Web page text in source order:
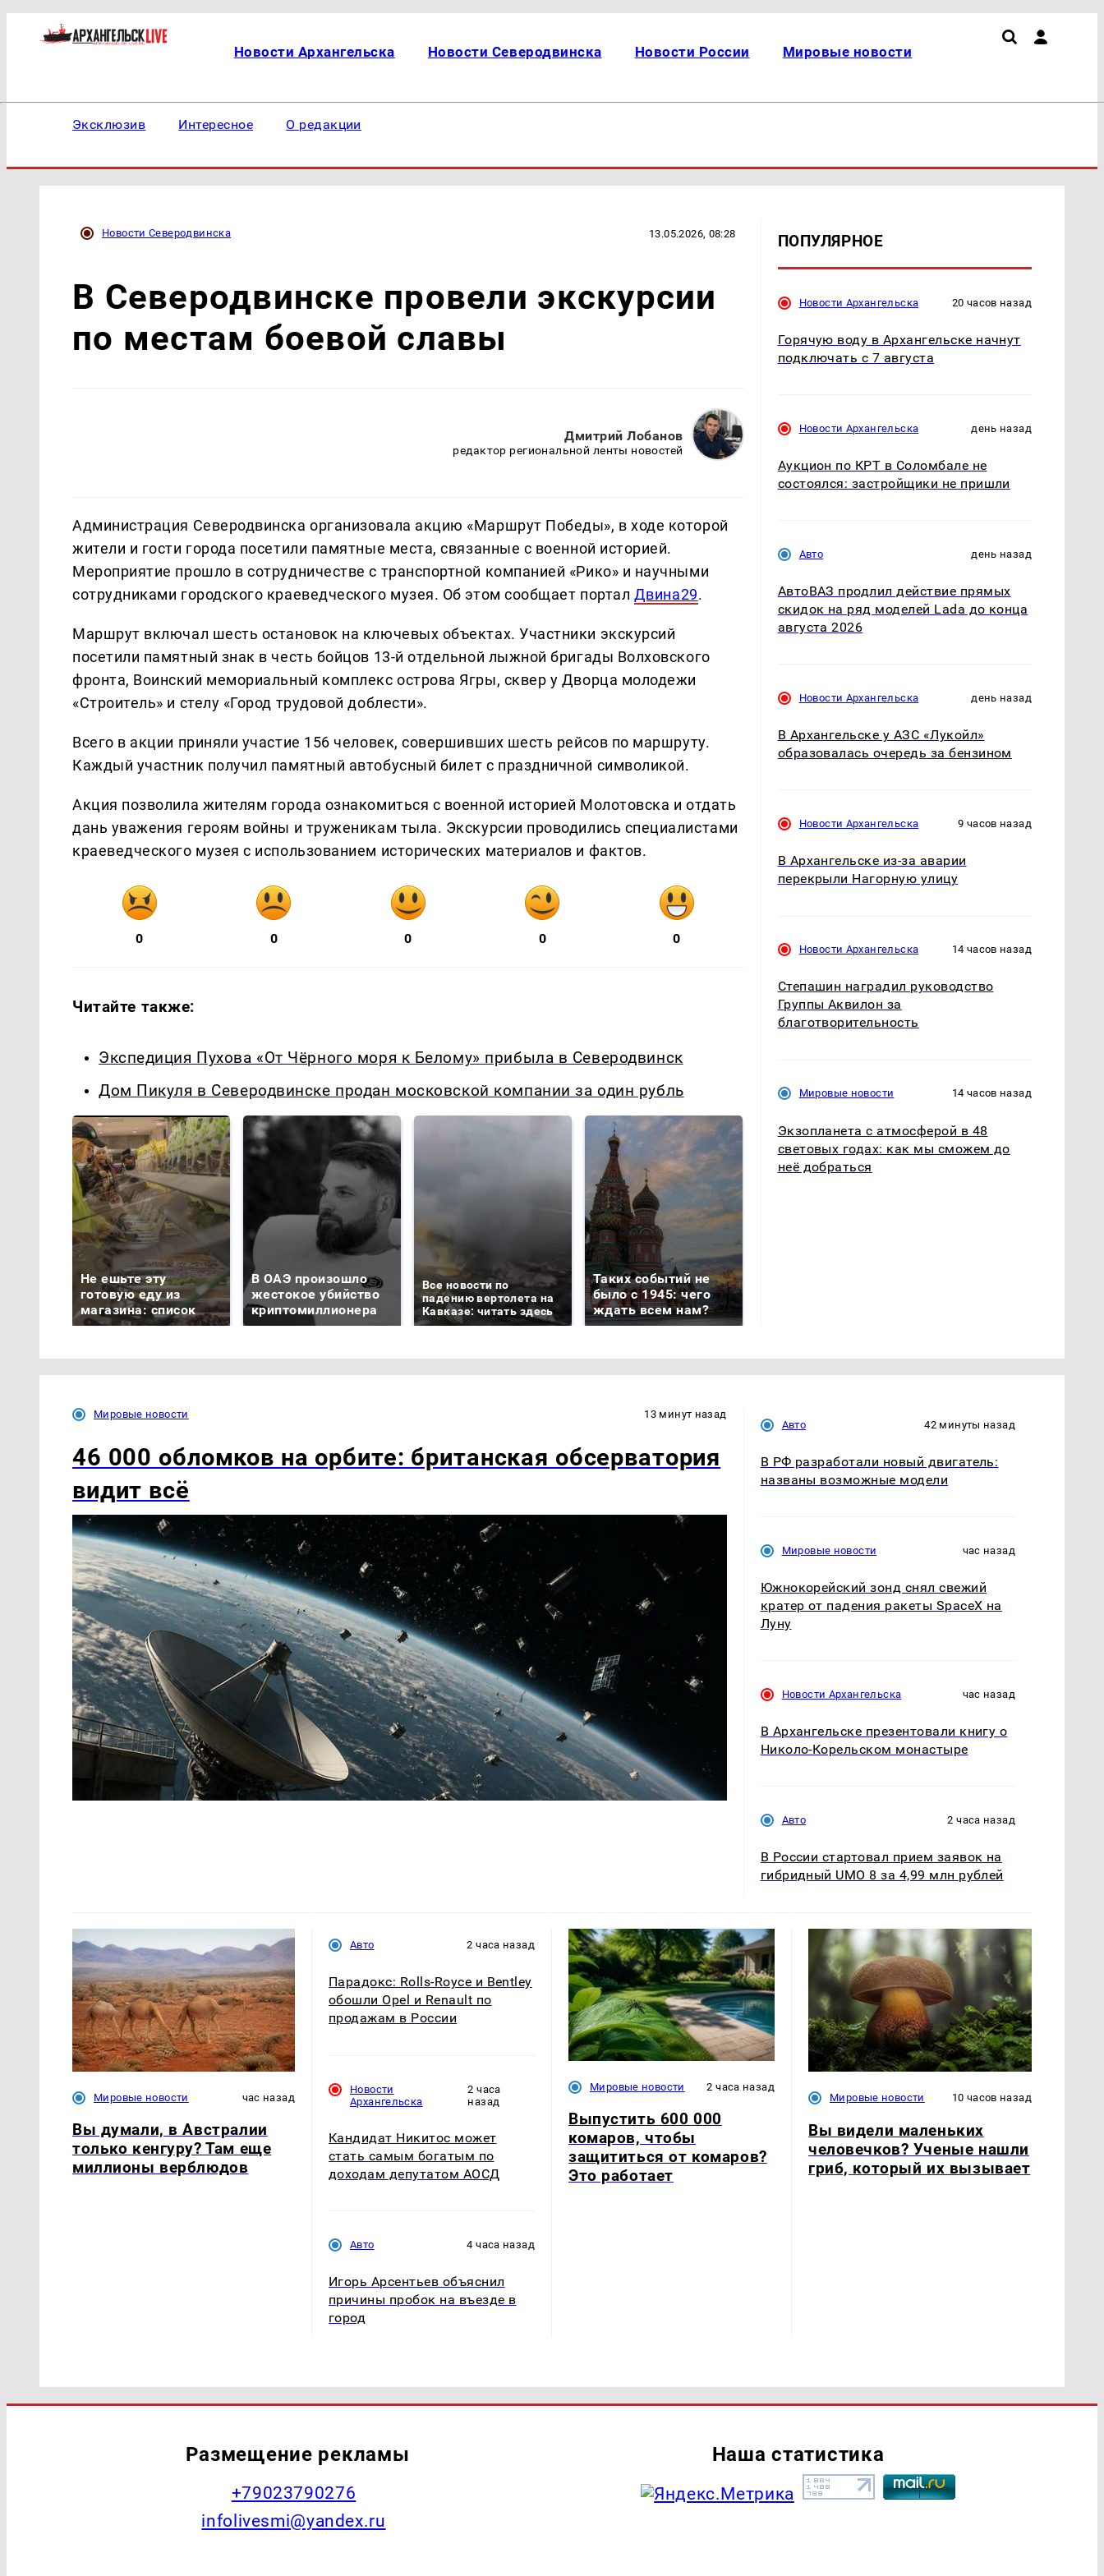
Новости Архангельска Новости Северодвинска Новости России Мировые новости
Эксклюзив Интересное О редакции
Новости Северодвинска 13.05.2026, 08:28
В Северодвинске провели экскурсии
по местам боевой славы
Дмитрий Лобанов
редактор региональной ленты новостей
Администрация Северодвинска организовала акцию «Маршрут Победы», в ходе которой
жители и гости города посетили памятные места, связанные с военной историей.
Мероприятие прошло в сотрудничестве с транспортной компанией «Рико» и научными
сотрудниками городского краеведческого музея. Об этом сообщает портал Двина29.
Маршрут включал шесть остановок на ключевых объектах. Участники экскурсий
посетили памятный знак в честь бойцов 13-й отдельной лыжной бригады Волховского
фронта, Воинский мемориальный комплекс острова Ягры, сквер у Дворца молодежи
«Строитель» и стелу «Город трудовой доблести».
Всего в акции приняли участие 156 человек, совершивших шесть рейсов по маршруту.
Каждый участник получил памятный автобусный билет с праздничной символикой.
Акция позволила жителям города ознакомиться с военной историей Молотовска и отдать
дань уважения героям войны и труженикам тыла. Экскурсии проводились специалистами
краеведческого музея с использованием исторических материалов и фактов.
0 0 0 0 0
Читайте также:
Экспедиция Пухова «От Чёрного моря к Белому» прибыла в Северодвинск
Дом Пикуля в Северодвинске продан московской компании за один рубль
Не ешьте эту
готовую еду из
магазина: список
В ОАЭ произошло
жестокое убийство
криптомиллионера
Все новости по
падению вертолета на
Кавказе: читать здесь
Таких событий не
было с 1945: чего
ждать всем нам?
ПОПУЛЯРНОЕ
Новости Архангельска 20 часов назад
Горячую воду в Архангельске начнут
подключать с 7 августа
Новости Архангельска день назад
Аукцион по КРТ в Соломбале не
состоялся: застройщики не пришли
Авто день назад
АвтоВАЗ продлил действие прямых
скидок на ряд моделей Lada до конца
августа 2026
Новости Архангельска день назад
В Архангельске у АЗС «Лукойл»
образовалась очередь за бензином
Новости Архангельска 9 часов назад
В Архангельске из-за аварии
перекрыли Нагорную улицу
Новости Архангельска 14 часов назад
Степашин наградил руководство
Группы Аквилон за
благотворительность
Мировые новости 14 часов назад
Экзопланета с атмосферой в 48
световых годах: как мы сможем до
неё добраться
Мировые новости 13 минут назад
46 000 обломков на орбите: британская обсерватория
видит всё
Авто 42 минуты назад
В РФ разработали новый двигатель:
названы возможные модели
Мировые новости час назад
Южнокорейский зонд снял свежий
кратер от падения ракеты SpaceX на
Луну
Новости Архангельска час назад
В Архангельске презентовали книгу о
Николо-Корельском монастыре
Авто 2 часа назад
В России стартовал прием заявок на
гибридный UMO 8 за 4,99 млн рублей
Мировые новости час назад
Вы думали, в Австралии
только кенгуру? Там еще
миллионы верблюдов
Авто 2 часа назад
Парадокс: Rolls-Royce и Bentley
обошли Opel и Renault по
продажам в России
Новости
Архангельска
2 часа
назад
Кандидат Никитос может
стать самым богатым по
доходам депутатом АОСД
Авто 4 часа назад
Игорь Арсентьев объяснил
причины пробок на въезде в
город
Мировые новости 2 часа назад
Выпустить 600 000
комаров, чтобы
защититься от комаров?
Это работает
Мировые новости 10 часов назад
Вы видели маленьких
человечков? Ученые нашли
гриб, который их вызывает
Размещение рекламы
+79023790276
infolivesmi@yandex.ru
Наша статистика